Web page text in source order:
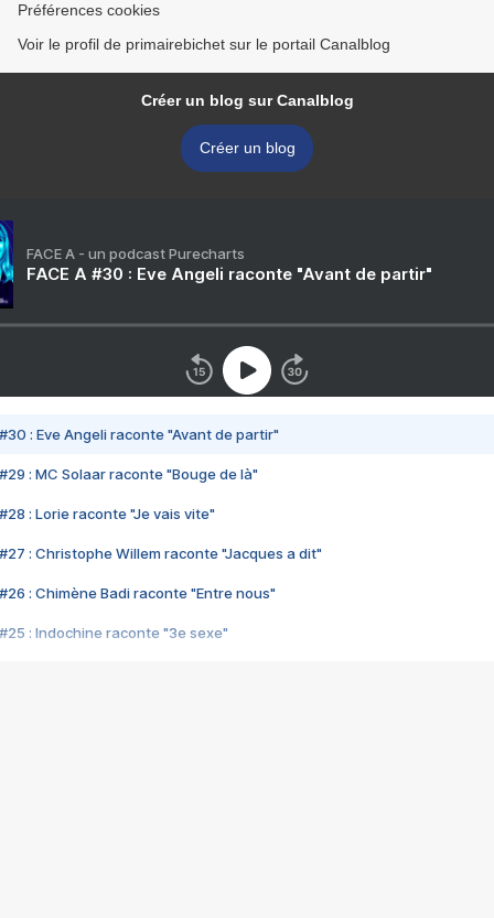
Préférences cookies
Voir le profil de primairebichet sur le portail Canalblog
Créer un blog sur Canalblog
Créer un blog
FACE A - un podcast Purecharts
FACE A #30 : Eve Angeli raconte "Avant de partir"
#30 : Eve Angeli raconte "Avant de partir"
#29 : MC Solaar raconte "Bouge de là"
#28 : Lorie raconte "Je vais vite"
#27 : Christophe Willem raconte "Jacques a dit"
#26 : Chimène Badi raconte "Entre nous"
#25 : Indochine raconte "3e sexe"